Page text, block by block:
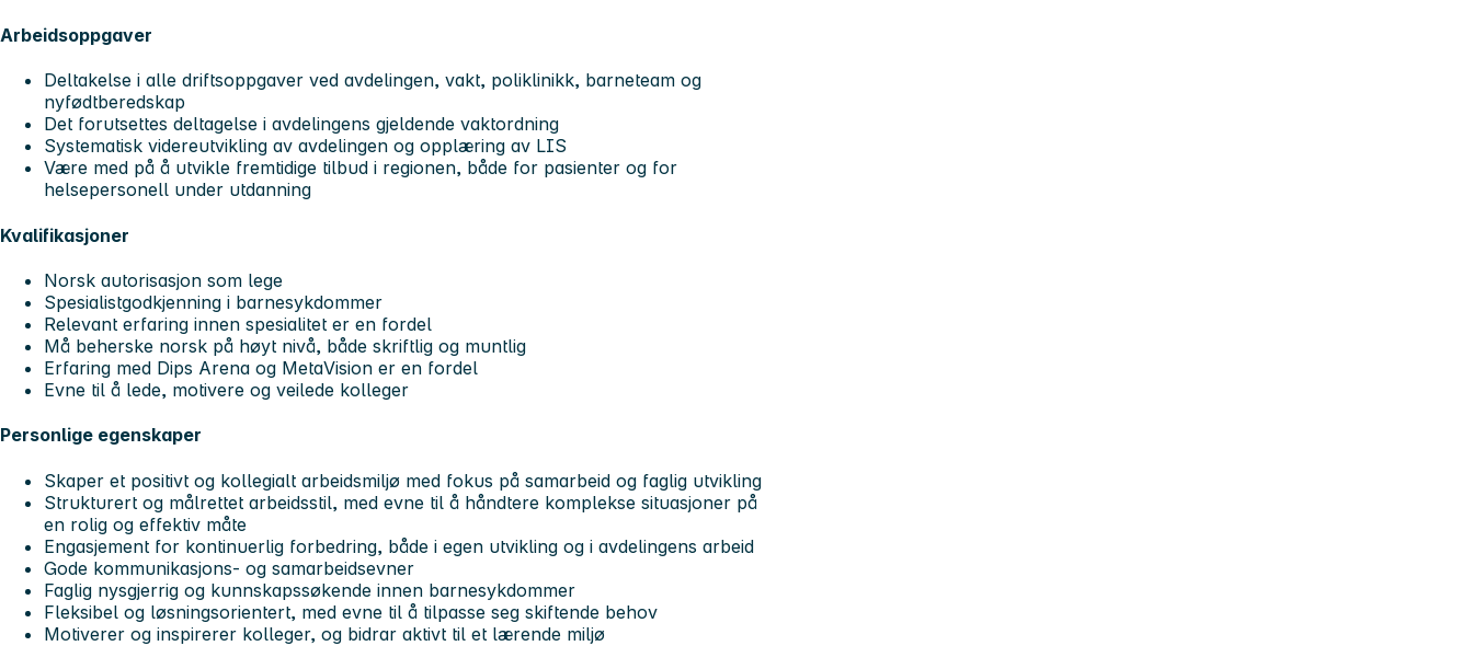
Arbeidsoppgaver
Deltakelse i alle driftsoppgaver ved avdelingen, vakt, poliklinikk, barneteam og
nyfødtberedskap
Det forutsettes deltagelse i avdelingens gjeldende vaktordning
Systematisk videreutvikling av avdelingen og opplæring av LIS
Være med på å utvikle fremtidige tilbud i regionen, både for pasienter og for
helsepersonell under utdanning
Kvalifikasjoner
Norsk autorisasjon som lege
Spesialistgodkjenning i barnesykdommer
Relevant erfaring innen spesialitet er en fordel
Må beherske norsk på høyt nivå, både skriftlig og muntlig
Erfaring med Dips Arena og MetaVision er en fordel
Evne til å lede, motivere og veilede kolleger
Personlige egenskaper
Skaper et positivt og kollegialt arbeidsmiljø med fokus på samarbeid og faglig utvikling
Strukturert og målrettet arbeidsstil, med evne til å håndtere komplekse situasjoner på
en rolig og effektiv måte
Engasjement for kontinuerlig forbedring, både i egen utvikling og i avdelingens arbeid
Gode kommunikasjons- og samarbeidsevner
Faglig nysgjerrig og kunnskapssøkende innen barnesykdommer
Fleksibel og løsningsorientert, med evne til å tilpasse seg skiftende behov
Motiverer og inspirerer kolleger, og bidrar aktivt til et lærende miljø